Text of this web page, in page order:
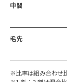
中間
毛先
※比率は組み合わせ